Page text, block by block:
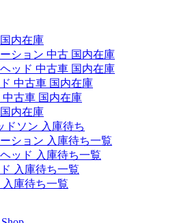
内在庫
ション 中古 国内在庫
ッド 中古車 国内在庫
中古車 国内在庫
中古車 国内在庫
内在庫
ドソン 入庫待ち
ション 入庫待ち一覧
ッド 入庫待ち一覧
入庫待ち一覧
入庫待ち一覧